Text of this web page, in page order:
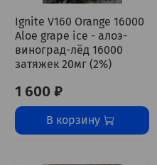
Ignite V160 Orange 16000
Aloe grape ice - алоэ-
виноград-лёд 16000
затяжек 20мг (2%)
1 600 ₽
В корзину